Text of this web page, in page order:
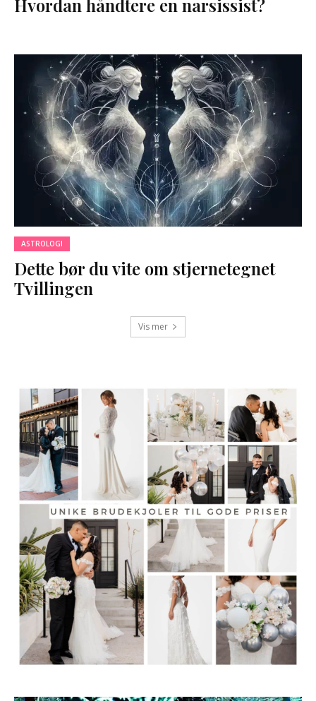
Hvordan håndtere en narsissist?
ASTROLOGI
Dette bør du vite om stjernetegnet
Tvillingen
Vis mer